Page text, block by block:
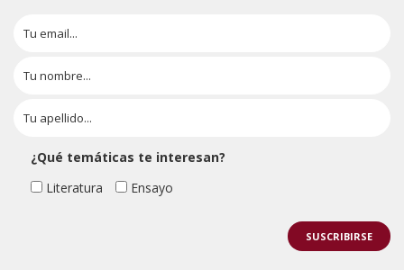
¿Qué temáticas te interesan?
Literatura
Ensayo